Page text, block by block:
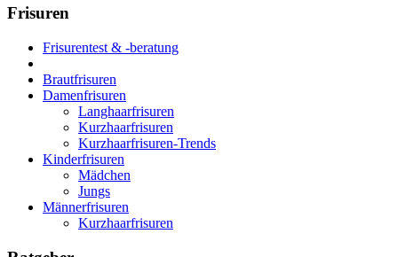
Frisuren
Frisurentest & -beratung
Brautfrisuren
Damenfrisuren
Langhaarfrisuren
Kurzhaarfrisuren
Kurzhaarfrisuren-Trends
Kinderfrisuren
Mädchen
Jungs
Männerfrisuren
Kurzhaarfrisuren